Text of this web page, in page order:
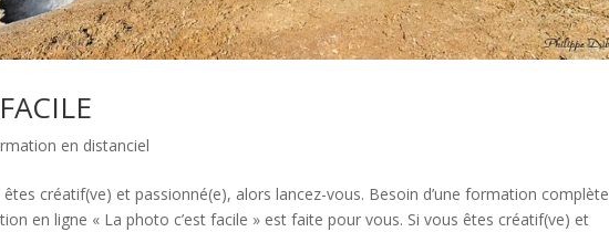
en distanciel
êtes créatif(ve) et passionné(e), alors lancez-vous. Besoin d’une formation
en ligne « La photo c’est facile » est faite pour vous. Si vous êtes créatif(ve) et